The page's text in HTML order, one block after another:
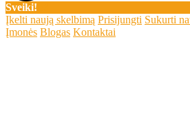
Sveiki!
Įkelti naują skelbimą Prisijungti Sukurti
Įmonės Blogas Kontaktai